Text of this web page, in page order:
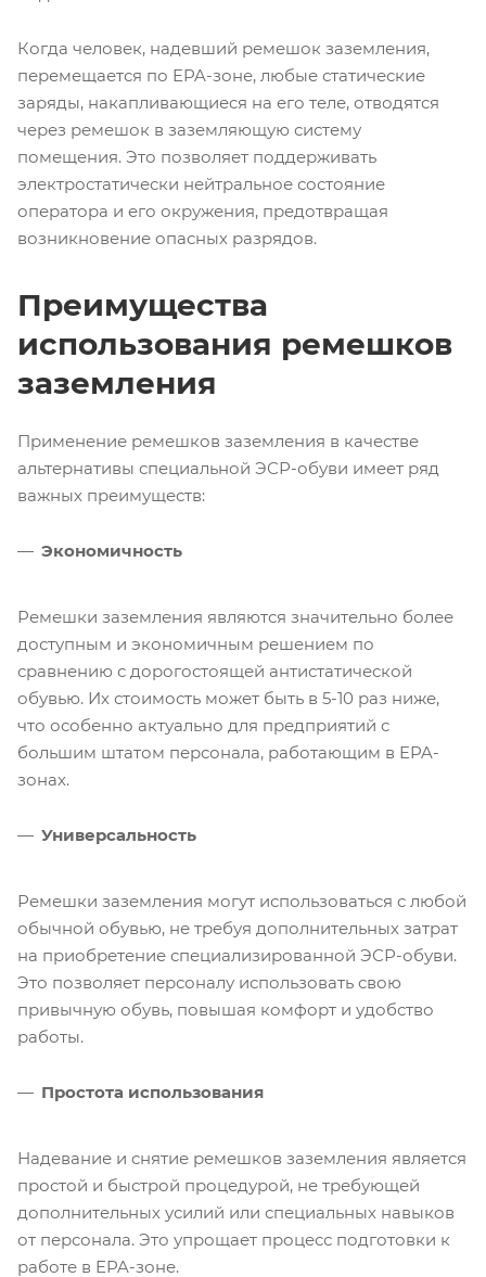
Когда человек, надевший ремешок заземления,
перемещается по EPA-зоне, любые статические
заряды, накапливающиеся на его теле, отводятся
через ремешок в заземляющую систему
помещения. Это позволяет поддерживать
электростатически нейтральное состояние
оператора и его окружения, предотвращая
возникновение опасных разрядов.
Преимущества
использования ремешков
заземления
Применение ремешков заземления в качестве
альтернативы специальной ЭСР-обуви имеет ряд
важных преимуществ:
Экономичность
Ремешки заземления являются значительно более
доступным и экономичным решением по
сравнению с дорогостоящей антистатической
обувью. Их стоимость может быть в 5-10 раз ниже,
что особенно актуально для предприятий с
большим штатом персонала, работающим в EPA-
зонах.
Универсальность
Ремешки заземления могут использоваться с любой
обычной обувью, не требуя дополнительных затрат
на приобретение специализированной ЭСР-обуви.
Это позволяет персоналу использовать свою
привычную обувь, повышая комфорт и удобство
работы.
Простота использования
Надевание и снятие ремешков заземления является
простой и быстрой процедурой, не требующей
дополнительных усилий или специальных навыков
от персонала. Это упрощает процесс подготовки к
работе в EPA-зоне.